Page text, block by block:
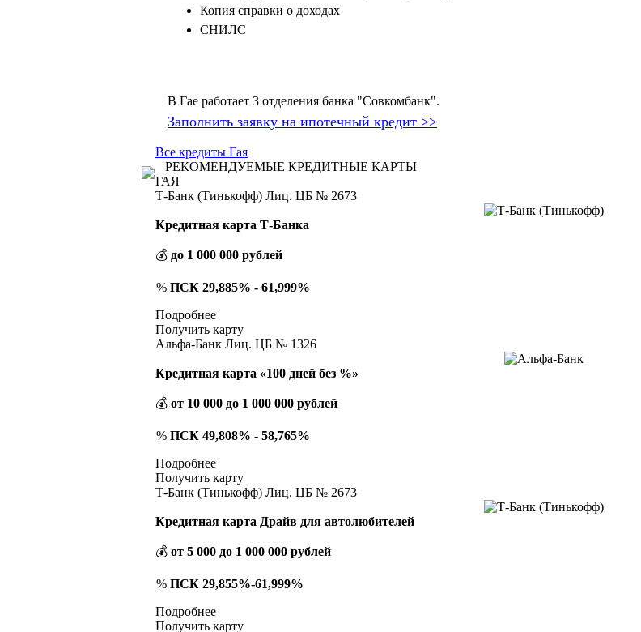
Копия справки о доходах
СНИЛС
В Гае работает 3 отделения банка "Совкомбанк".
Заполнить заявку на ипотечный кредит >>
Все кредиты Гая
РЕКОМЕНДУЕМЫЕ КРЕДИТНЫЕ КАРТЫ
ГАЯ
Т-Банк (Тинькофф) Лиц. ЦБ № 2673
Кредитная карта Т-Банка
💰 до 1 000 000 рублей
% ПСК 29,885% - 61,999%
Подробнее
Получить карту
Альфа-Банк Лиц. ЦБ № 1326
Кредитная карта «100 дней без %»
💰 от 10 000 до 1 000 000 рублей
% ПСК 49,808% - 58,765%
Подробнее
Получить карту
Т-Банк (Тинькофф) Лиц. ЦБ № 2673
Кредитная карта Драйв для автолюбителей
💰 от 5 000 до 1 000 000 рублей
% ПСК 29,855%-61,999%
Подробнее
Получить карту